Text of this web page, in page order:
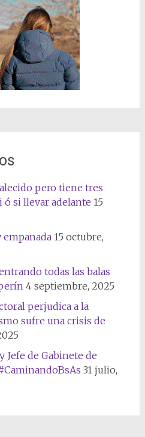
pero tiene tres
ó si llevar adelante 15
empanada 15 octubre,
todas las balas
4 septiembre, 2025
perjudica a la
sufre una crisis de
Jefe de Gabinete de
31 julio,